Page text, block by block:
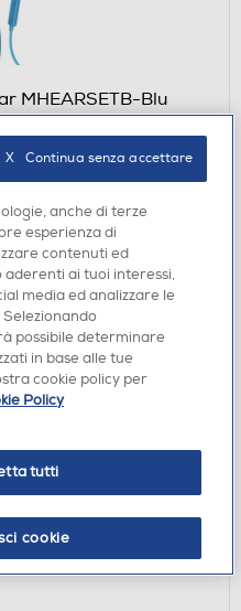
MHEARSETB-Blu
verifica
vetro universale V-
anche di terze
esperienza di
contenuti ed
aderenti ai tuoi interessi,
media ed analizzare le
possibile determinare
in base alle tue
cookie policy per
Policy
tutti
cookie
X   Continua senza accettare